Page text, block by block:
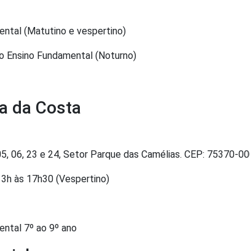
(Matutino e vespertino)
Ensino Fundamental (Noturno)
da Costa
06, 23 e 24, Setor Parque das Camélias. CEP: 75370-
às 17h30 (Vespertino)
7º ao 9º ano